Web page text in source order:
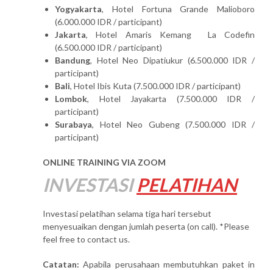
Yogyakarta, Hotel Fortuna Grande Malioboro
(6.000.000 IDR / participant)
Jakarta, Hotel Amaris Kemang La Codefin
(6.500.000 IDR / participant)
Bandung, Hotel Neo Dipatiukur (6.500.000 IDR /
participant)
Bali, Hotel Ibis Kuta (7.500.000 IDR / participant)
Lombok, Hotel Jayakarta (7.500.000 IDR /
participant)
Surabaya, Hotel Neo Gubeng (7.500.000 IDR /
participant)
ONLINE TRAINING VIA ZOOM
INVESTASI PELATIHAN
Investasi pelatihan selama tiga hari tersebut
menyesuaikan dengan jumlah peserta (on call). *Please
feel free to contact us.
Catatan: Apabila perusahaan membutuhkan paket in